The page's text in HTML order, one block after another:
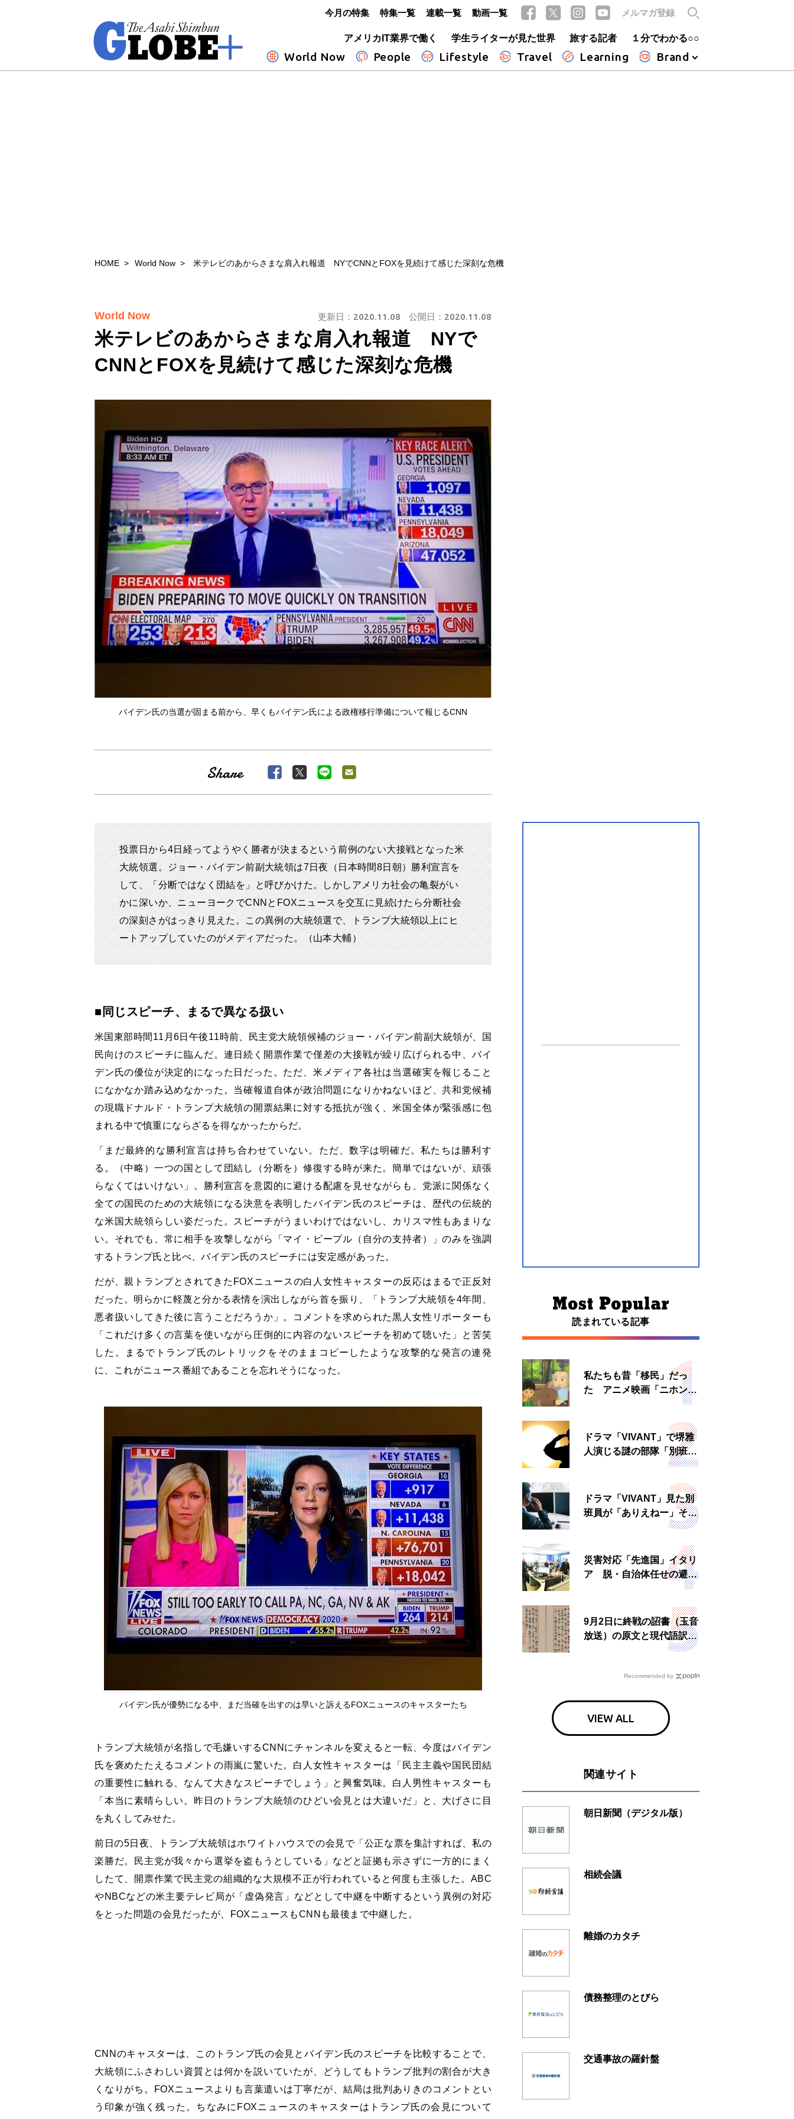
アメリカIT業界で働く
学生ライターが見た世界 旅する記者 １分でわかる○○
World Now People Lifestyle Travel Learning Brand
今月の特集 特集一覧 連載一覧 動画一覧 メルマガ登録
HOME World Now 米テレビのあからさまな肩入れ報道 NYでCNNとFOXを見続けて感じた深刻な危機
米テレビのあからさまな肩入れ報道 NYで
CNNとFOXを見続けて感じた深刻な危機
World Now 更新日： 2020.11.08 公開日： 2020.11.08
バイデン氏の当選が固まる前から、早くもバイデン氏による政権移行準備について報じるCNN
投票日から4日経ってようやく勝者が決まるという前例のない大接戦となった米
大統領選。ジョー・バイデン前副大統領は7日夜（日本時間8日朝）勝利宣言を
して、「分断ではなく団結を」と呼びかけた。しかしアメリカ社会の亀裂がい
かに深いか、ニューヨークでCNNとFOXニュースを交互に見続けたら分断社会
の深刻さがはっきり見えた。この異例の大統領選で、トランプ大統領以上にヒ
ートアップしていたのがメディアだった。（山本大輔）
■同じスピーチ、まるで異なる扱い
米国東部時間11月6日午後11時前、民主党大統領候補のジョー・バイデン前副大統領が、国
民向けのスピーチに臨んだ。連日続く開票作業で僅差の大接戦が繰り広げられる中、バイ
デン氏の優位が決定的になった日だった。ただ、米メディア各社は当選確実を報じること
になかなか踏み込めなかった。当確報道自体が政治問題になりかねないほど、共和党候補
の現職ドナルド・トランプ大統領の開票結果に対する抵抗が強く、米国全体が緊張感に包
まれる中で慎重にならざるを得なかったからだ。
「まだ最終的な勝利宣言は持ち合わせていない。ただ、数字は明確だ。私たちは勝利す
る。（中略）一つの国として団結し（分断を）修復する時が来た。簡単ではないが、頑張
らなくてはいけない」。勝利宣言を意図的に避ける配慮を見せながらも、党派に関係なく
全ての国民のための大統領になる決意を表明したバイデン氏のスピーチは、歴代の伝統的
な米国大統領らしい姿だった。スピーチがうまいわけではないし、カリスマ性もあまりな
い。それでも、常に相手を攻撃しながら「マイ・ピープル（自分の支持者）」のみを強調
するトランプ氏と比べ、バイデン氏のスピーチには安定感があった。
だが、親トランプとされてきたFOXニュースの白人女性キャスターの反応はまるで正反対
だった。明らかに軽蔑と分かる表情を演出しながら首を振り、「トランプ大統領を4年間、
悪者扱いしてきた後に言うことだろうか」。コメントを求められた黒人女性リポーターも
「これだけ多くの言葉を使いながら圧倒的に内容のないスピーチを初めて聴いた」と苦笑
した。まるでトランプ氏のレトリックをそのままコピーしたような攻撃的な発言の連発
に、これがニュース番組であることを忘れそうになった。
バイデン氏が優勢になる中、まだ当確を出すのは早いと訴えるFOXニュースのキャスターたち
トランプ大統領が名指しで毛嫌いするCNNにチャンネルを変えると一転、今度はバイデン
氏を褒めたたえるコメントの雨嵐に驚いた。白人女性キャスターは「民主主義や国民団結
の重要性に触れる、なんて大きなスピーチでしょう」と興奮気味。白人男性キャスターも
「本当に素晴らしい。昨日のトランプ大統領のひどい会見とは大違いだ」と、大げさに目
を丸くしてみせた。
前日の5日夜、トランプ大統領はホワイトハウスでの会見で「公正な票を集計すれば、私の
楽勝だ。民主党が我々から選挙を盗もうとしている」などと証拠も示さずに一方的にまく
したて、開票作業で民主党の組織的な大規模不正が行われていると何度も主張した。ABC
やNBCなどの米主要テレビ局が「虚偽発言」などとして中継を中断するという異例の対応
をとった問題の会見だったが、FOXニュースもCNNも最後まで中継した。
CNNのキャスターは、このトランプ氏の会見とバイデン氏のスピーチを比較することで、
大統領にふさわしい資質とは何かを説いていたが、どうしてもトランプ批判の割合が大き
くなりがち。FOXニュースよりも言葉遣いは丁寧だが、結局は批判ありきのコメントとい
う印象が強く残った。ちなみにFOXニュースのキャスターはトランプ氏の会見について
読まれている記事
私たちも昔「移民」だっ
た アニメ映画「ニホンジ
ドラマ「VIVANT」で堺雅
人演じる謎の部隊「別班」
は実在する？内情知る人物
ドラマ「VIVANT」見た別
班員が「ありえねー」その
理由とは 非公然組織ゆえ
災害対応「先進国」イタリ
ア 脱・自治体任せの避難
所運営、被災者への温かい
9月2日に終戦の詔書（玉音
放送）の原文と現代語訳を
読む もう一つの「終戦の
Recommended by
VIEW ALL
関連サイト
朝日新聞（デジタル版）
相続会議
離婚のカタチ
債務整理のとびら
交通事故の羅針盤